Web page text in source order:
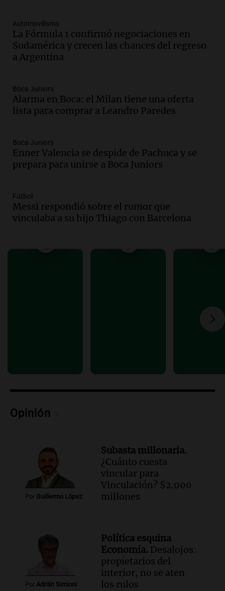
Audio.Gabriela Irrazábal: “Un 35,5% de
la población del país fue a templos a
buscar ayuda el último año”
La Argentina, hoy
Audio.
sobre la muerte del kitesurfista en
Santa Fe.
Audio.
José Roccuzzo, cortes de carne y
compras de Antonella: bromas en
Rosario.
Audio.José Roccuzzo, cortes de carne y
compras de Antonella: bromas en
Episodios
Automovilismo
La Fórmula 1 confirmó negociaciones en
Sudamérica y crecen las chances del regreso
a Argentina
Boca Juniors
Alarma en Boca: el Milan tiene una oferta
lista para comprar a Leandro Paredes
Boca Juniors
Enner Valencia se despide de Pachuca y se
prepara para unirse a Boca Juniors
Fútbol
Messi respondió sobre el rumor que
vinculaba a su hijo Thiago con Barcelona
Opinión
Por Guillermo López
Subasta millonaria.
¿Cuánto cuesta
vincular para
Vinculación? $2.000
millones
Por Adrián Simioni
Política esquina
Economía. Desalojos:
propietarios del
interior, no se aten
los rulos